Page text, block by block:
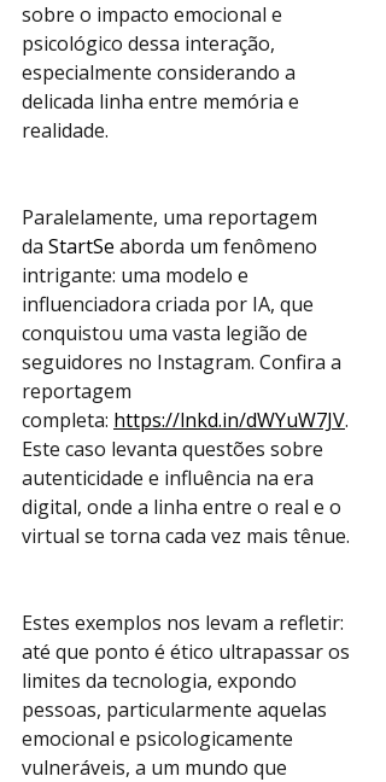
sobre o impacto emocional e
psicológico dessa interação,
especialmente considerando a
delicada linha entre memória e
realidade.
Paralelamente, uma reportagem
da StartSe aborda um fenômeno
intrigante: uma modelo e
influenciadora criada por IA, que
conquistou uma vasta legião de
seguidores no Instagram. Confira a
reportagem
completa: https://lnkd.in/dWYuW7JV.
Este caso levanta questões sobre
autenticidade e influência na era
digital, onde a linha entre o real e o
virtual se torna cada vez mais tênue.
Estes exemplos nos levam a refletir:
até que ponto é ético ultrapassar os
limites da tecnologia, expondo
pessoas, particularmente aquelas
emocional e psicologicamente
vulneráveis, a um mundo que